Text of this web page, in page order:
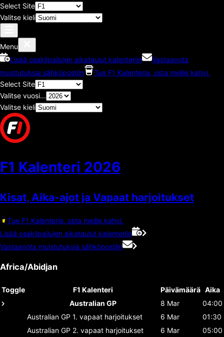
Select Site
Valitse kieli
Menu
Lisää osakilpailujen aikataulut kalenteriin
Vastaanota
muistutuksia sähköpostiin
Tue F1 Kalenteria, osta meille kahvi.
Select Site
Valitse vuosi...
Valitse kieli
F1 Kalenteri 2026
Kisat, Aika-ajot ja Vapaat harjoitukset
Tue F1 Kalenteria, osta meille kahvi.
Lisää osakilpailujen aikataulut kalenteriin
Vastaanota muistutuksia sähköpostiin
Africa/Abidjan
Toggle F1 Kalenteri Päivämäärä Aika
Australian GP
8 Mar
04:00
Australian GP 1. vapaat harjoitukset 6 Mar
01:30
Australian GP 2. vapaat harjoitukset 6 Mar
05:00